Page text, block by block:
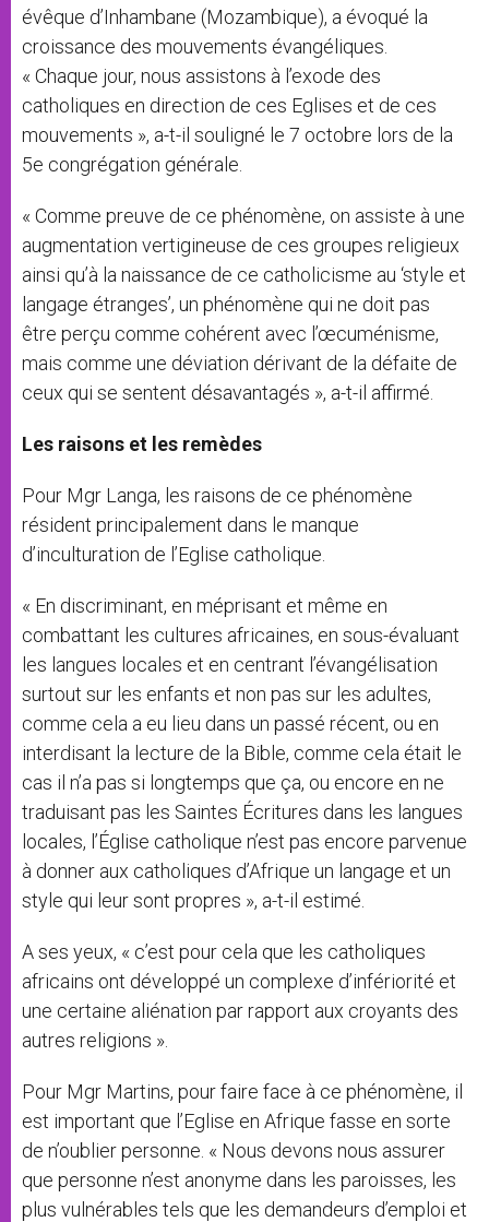
évêque d’Inhambane (Mozambique), a évoqué la
croissance des mouvements évangéliques.
« Chaque jour, nous assistons à l’exode des
catholiques en direction de ces Eglises et de ces
mouvements », a-t-il souligné le 7 octobre lors de la
5e congrégation générale.
« Comme preuve de ce phénomène, on assiste à une
augmentation vertigineuse de ces groupes religieux
ainsi qu’à la naissance de ce catholicisme au ‘style et
langage étranges’, un phénomène qui ne doit pas
être perçu comme cohérent avec l’œcuménisme,
mais comme une déviation dérivant de la défaite de
ceux qui se sentent désavantagés », a-t-il affirmé.
Les raisons et les remèdes
Pour Mgr Langa, les raisons de ce phénomène
résident principalement dans le manque
d’inculturation de l’Eglise catholique.
« En discriminant, en méprisant et même en
combattant les cultures africaines, en sous-évaluant
les langues locales et en centrant l’évangélisation
surtout sur les enfants et non pas sur les adultes,
comme cela a eu lieu dans un passé récent, ou en
interdisant la lecture de la Bible, comme cela était le
cas il n’a pas si longtemps que ça, ou encore en ne
traduisant pas les Saintes Écritures dans les langues
locales, l’Église catholique n’est pas encore parvenue
à donner aux catholiques d’Afrique un langage et un
style qui leur sont propres », a-t-il estimé.
A ses yeux, « c’est pour cela que les catholiques
africains ont développé un complexe d’infériorité et
une certaine aliénation par rapport aux croyants des
autres religions ».
Pour Mgr Martins, pour faire face à ce phénomène, il
est important que l’Eglise en Afrique fasse en sorte
de n’oublier personne. « Nous devons nous assurer
que personne n’est anonyme dans les paroisses, les
plus vulnérables tels que les demandeurs d’emploi et